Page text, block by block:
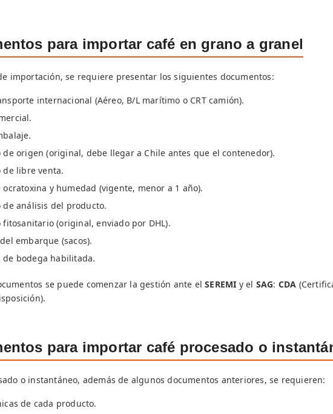
para importar café en grano a granel
importación, se requiere presentar los siguientes documentos:
internacional (Aéreo, B/L marítimo o CRT camión).
de origen (original, debe llegar a Chile antes que el contenedor).
de libre venta.
ocratoxina y humedad (vigente, menor a 1 año).
de análisis del producto.
fitosanitario (original, enviado por DHL).
embarque (sacos).
de bodega habilitada.
se puede comenzar la gestión ante elSEREMI y el SAG: CDA
para importar café procesado o
o instantáneo, además de algunos documentos anteriores, se requieren:
de cada producto.